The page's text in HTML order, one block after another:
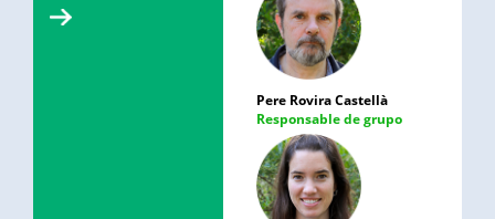
Pere Rovira Castellà
Responsable de grupo